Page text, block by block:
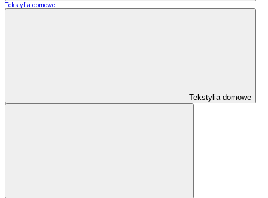
Tekstylia domowe
Tekstylia domowe